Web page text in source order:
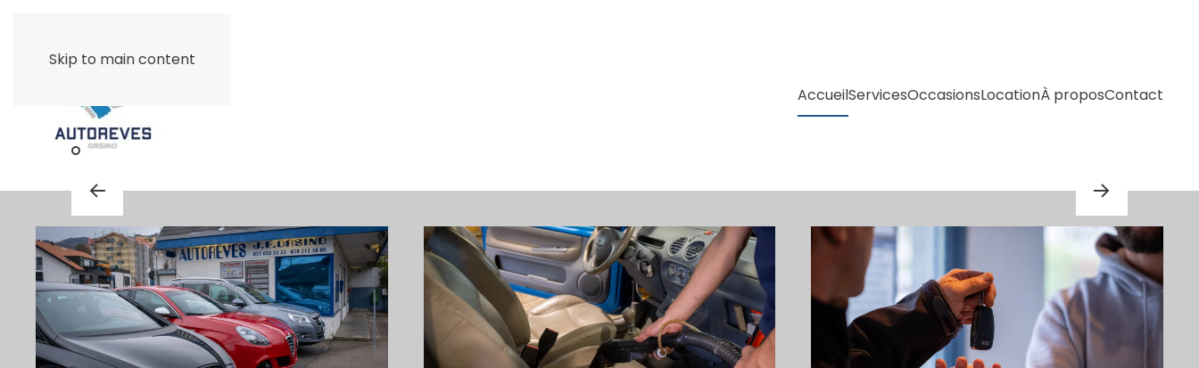
Skip to main content
AccueilServicesOccasionsLocationÀ proposContact